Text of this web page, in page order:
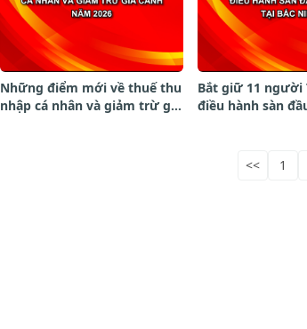
Những điểm mới về thuế thu
nhập cá nhân và giảm trừ gia
Bắt giữ 11 người
điều hành sàn
<< 1